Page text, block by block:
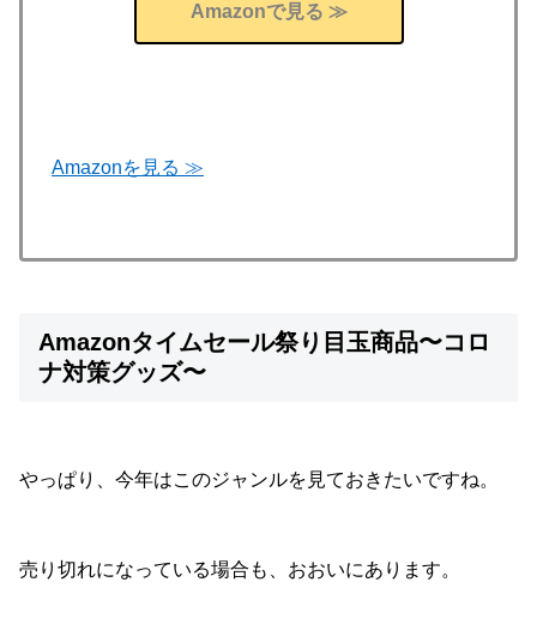
Amazonで見る ≫
Amazonを見る ≫
Amazonタイムセール祭り目玉商品〜コロ
ナ対策グッズ〜
やっぱり、今年はこのジャンルを見ておきたいですね。
売り切れになっている場合も、おおいにあります。